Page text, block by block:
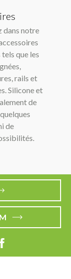
dans notre
que les
rails et
Silicone et
de
de